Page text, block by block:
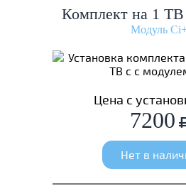
Комплект на 1
Модуль
Цена с
7200
Нет в